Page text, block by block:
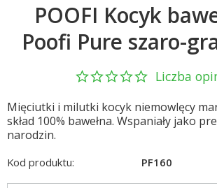
POOFI Kocyk
Poofi Pure szaro-
Liczba
Mięciutki i milutki kocyk niemowlęcy
skład 100% bawełna. Wspaniały jako
narodzin.
Kod produktu: PF160